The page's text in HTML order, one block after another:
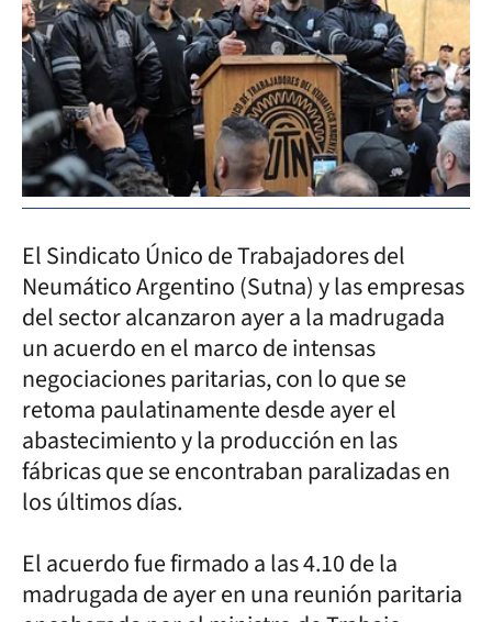
El Sindicato Único de Trabajadores del
Neumático Argentino (Sutna) y las empresas
del sector alcanzaron ayer a la madrugada
un acuerdo en el marco de intensas
negociaciones paritarias, con lo que se
retoma paulatinamente desde ayer el
abastecimiento y la producción en las
fábricas que se encontraban paralizadas en
los últimos días.
El acuerdo fue firmado a las 4.10 de la
madrugada de ayer en una reunión paritaria